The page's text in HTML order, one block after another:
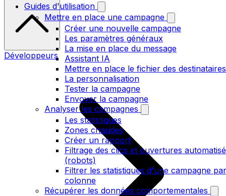
Guides d'utilisation
Mettre en place une campagne
Créer une nouvelle campagne
Les paramètres généraux
La mise en place du message
Assistant IA
Mettre en place le fichier des destinataires
La personnalisation
Tester la campagne
Envoyer la campagne
Analyser les campagnes
Les statistiques
Zones chaudes
Créer un rapport
Filtrage des clics et ouvertures
(robots)
Filtrer les statistiques d'une campagne par
colonne
Récupérer les données comportementales
Développeurs